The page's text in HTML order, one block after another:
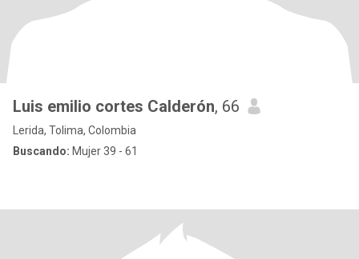
Luis emilio cortes Calderón, 66
Lerida, Tolima, Colombia
Buscando: Mujer 39 - 61